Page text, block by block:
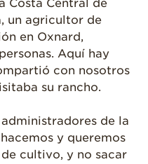
Recetas
¡Come Más Snacks!
Postres
Smoothies y
Ensaladas
Costa Central de
un agricultor de
en Oxnard,
Aquí hay
con nosotros
su rancho.
de la
y queremos
cultivo, y no sacar